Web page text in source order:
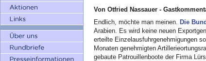
Von Otfried Nassauer -
Endlich, möchte man meinen. Die
Arabien. Es wird keine neuen
erteilte Einzelausfuhrgenehmigungen
Monaten genehmigten
gebaute Patrouillenboote der Firma